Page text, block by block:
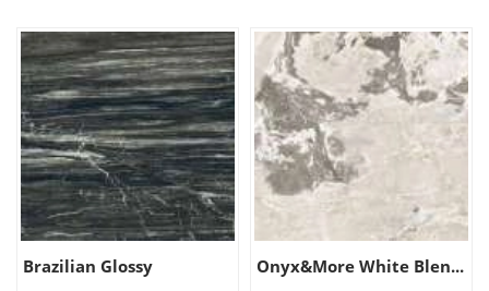
В КОРЗИНУ В КОРЗИНУ
Brazilian Glossy
Onyx&More White Blen...